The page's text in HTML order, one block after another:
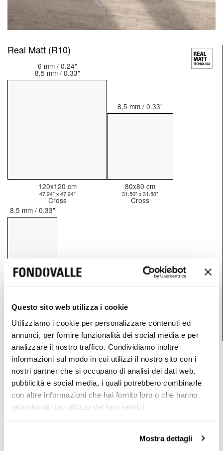
Questo sito web utilizza i cookie
Utilizziamo i cookie per personalizzare contenuti ed
annunci, per fornire funzionalità dei social media e per
analizzare il nostro traffico. Condividiamo inoltre
informazioni sul modo in cui utilizzi il nostro sito con i
nostri partner che si occupano di analisi dei dati web,
pubblicità e social media, i quali potrebbero combinarle
con altre informazioni che hai fornito loro o che hanno
raccolto dal tuo utilizzo dei loro servizi.
Mostra dettagli
Real Matt (R10)
6 mm / 0.24"
8,5 mm / 0.33"
120x120 cm
47.24" x 47.24"
Cross
8,5 mm / 0.33"
80x80 cm
31.50" x 31.50"
Cross
8,5 mm / 0.33"
60x120 cm
23.62" x 47.24"
Cross
3D Texture Satin (NC)
6 mm / 0.24"
8,5 mm / 0.33" 8,5 mm / 0.33"